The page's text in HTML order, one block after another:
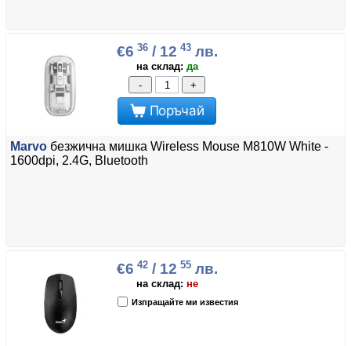
€6 36/ 12 43лв.
на склад: да
-
+
Поръчай
Marvo безжична мишка Wireless Mouse M810W White -
1600dpi, 2.4G, Bluetooth
€6 42/ 12 55лв.
на склад: не
Изпращайте ми известия